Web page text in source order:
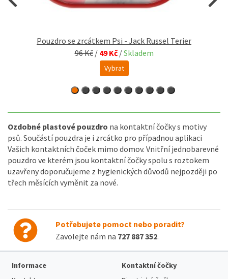
Pouzdro se zrcátkem Psi - Jack Russel Terier
96 Kč/ 49 Kč/Skladem
Vybrat
Ozdobné plastové pouzdro na kontaktní čočky s motivy
psů. Součástí pouzdra je i zrcátko pro případnou aplikaci
Vašich kontaktních čoček mimo domov. Vnitřní jednobarevné
pouzdro ve kterém jsou kontaktní čočky spolu s roztokem
uzavřeny doporučujeme z hygienických důvodů nejpozději po
třech měsících vyměnit za nové.
Potřebujete pomoct nebo poradit?
Zavolejte nám na 727 887 352.
Informace
Kontaktní čočky